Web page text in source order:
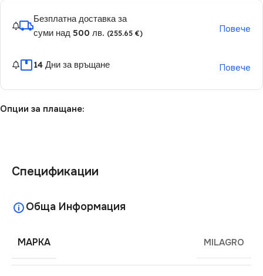
Безплатна доставка за
суми над 500 лв. (255.65 €) Повече
14 Дни за връщане Повече
Опции за плащане:
Спецификации
Обща Информация
МАРКА MILAGRO